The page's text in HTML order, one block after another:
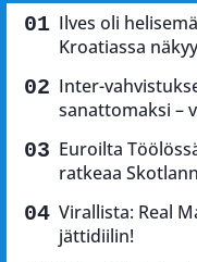
Ilves oli
Kroatiassa
Inter-
sanattomaksi –
Euroilta
ratkeaa
Virallista: Real
jättidiilin!